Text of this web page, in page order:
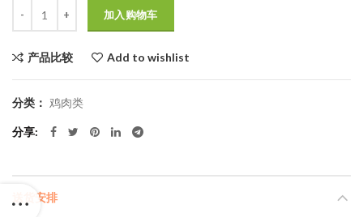
为：
$110.0。
加入购物车
产品比较 Add to wishlist
分类： 鸡肉类
分享
送货安排